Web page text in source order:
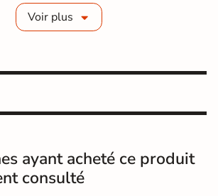
Grès cérame émaillé
GR5 - Ultra-résistant
Oui
rectifié
Mate
Voir plus
ayant acheté ce produit
consulté